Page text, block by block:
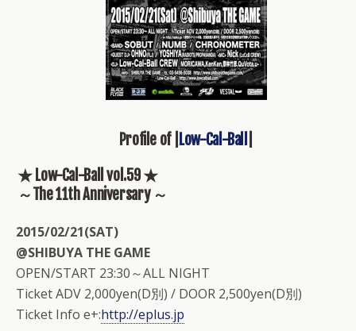
Profile of | Low-Cal-Ball
★ Low-Cal-Ball vol.59 ★
～The 11th Anniversary ～
2015/02/21(SAT)
@SHIBUYA THE GAME
OPEN/START 23:30～ALL NIGHT
Ticket ADV 2,000yen(D別) / DOOR 2,500yen(D別)
Ticket Info e+:http://eplus.jp